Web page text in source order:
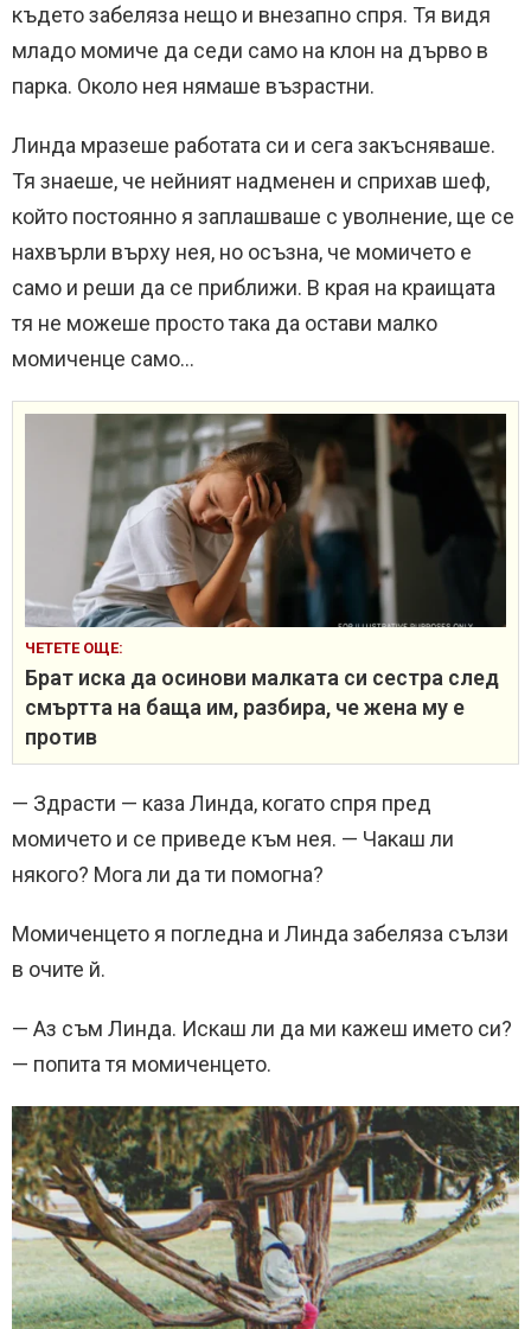
където забеляза нещо и внезапно спря. Тя видя
младо момиче да седи само на клон на дърво в
парка. Около нея нямаше възрастни.
Линда мразеше работата си и сега закъсняваше.
Тя знаеше, че нейният надменен и сприхав шеф,
който постоянно я заплашваше с уволнение, ще се
нахвърли върху нея, но осъзна, че момичето е
само и реши да се приближи. В края на краищата
тя не можеше просто така да остави малко
момиченце само…
ЧЕТЕТЕ ОЩЕ:
Брат иска да осинови малката си сестра след
смъртта на баща им, разбира, че жена му е
против
— Здрасти — каза Линда, когато спря пред
момичето и се приведе към нея. — Чакаш ли
някого? Мога ли да ти помогна?
Момиченцето я погледна и Линда забеляза сълзи
в очите й.
— Аз съм Линда. Искаш ли да ми кажеш името си?
— попита тя момиченцето.